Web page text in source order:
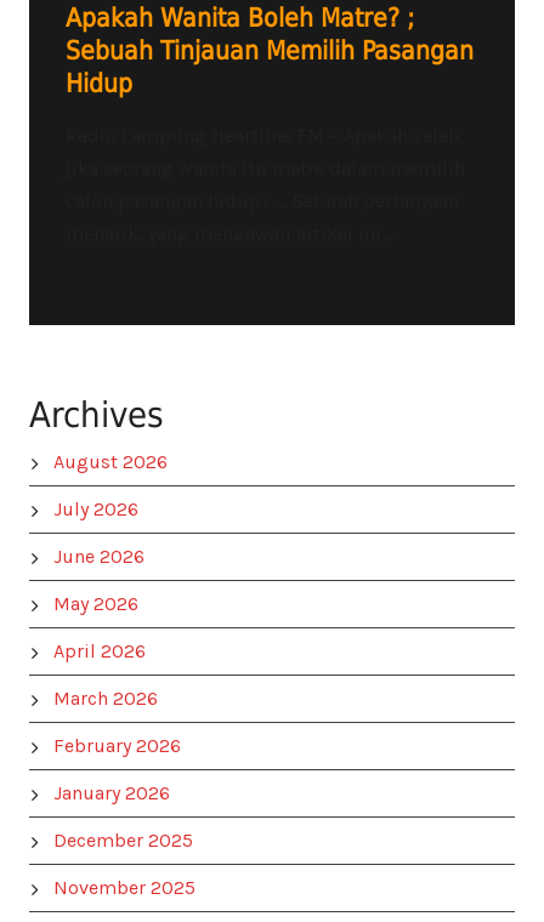
Apakah Wanita Boleh Matre? ;
Sebuah Tinjauan Memilih Pasangan
Hidup
Archives
August 2026
July 2026
June 2026
May 2026
April 2026
March 2026
February 2026
January 2026
December 2025
November 2025